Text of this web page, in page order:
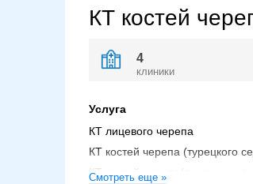
КТ костей
4
клиники
Услуга
КТ лицевого черепа
КТ костей черепа (турецкого
КТ костей черепа(височных
Смотреть еще »